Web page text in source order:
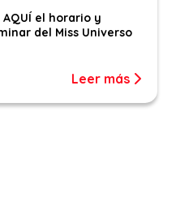
el horario y
del Miss Universo
Leer más